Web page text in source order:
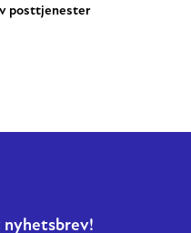
posttjenester
nyhetsbrev!